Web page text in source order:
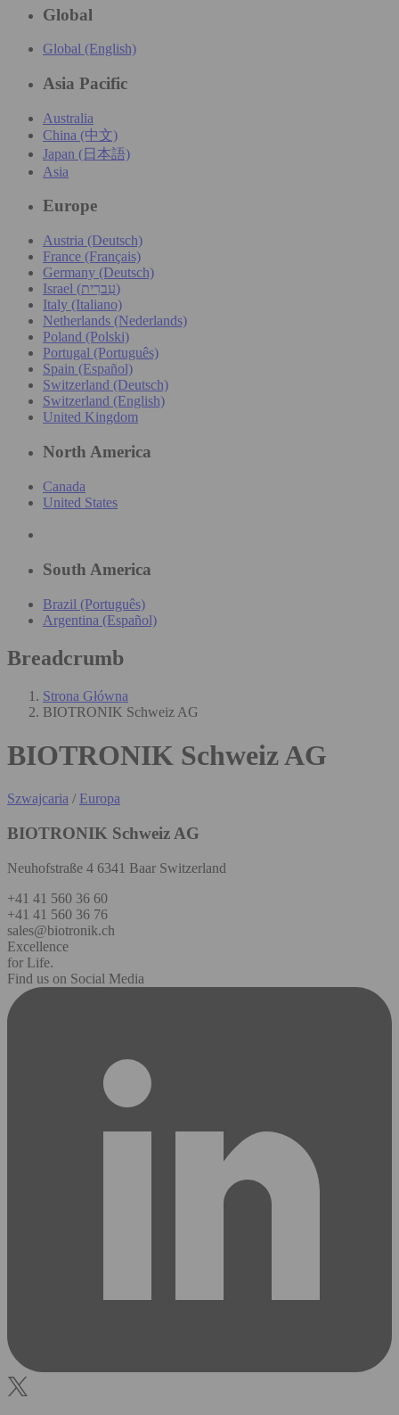
Global
Global (English)
Asia Pacific
Australia
China (中文)
Japan (日本語)
Asia
Europe
Austria (Deutsch)
France (Français)
Germany (Deutsch)
Israel (עִברִית)
Italy (Italiano)
Netherlands (Nederlands)
Poland (Polski)
Portugal (Português)
Spain (Español)
Switzerland (Deutsch)
Switzerland (English)
United Kingdom
North America
Canada
United States
South America
Brazil (Português)
Argentina (Español)
Breadcrumb
Strona Główna
BIOTRONIK Schweiz AG
BIOTRONIK Schweiz AG
Szwajcaria / Europa
BIOTRONIK Schweiz AG
Neuhofstraße 4 6341 Baar Switzerland
+41 41 560 36 60
+41 41 560 36 76
sales@biotronik.ch
Excellence
for Life.
Find us on Social Media